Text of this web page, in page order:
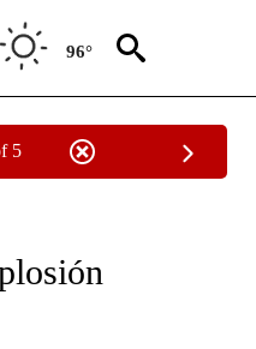
96°
5
- CNN".